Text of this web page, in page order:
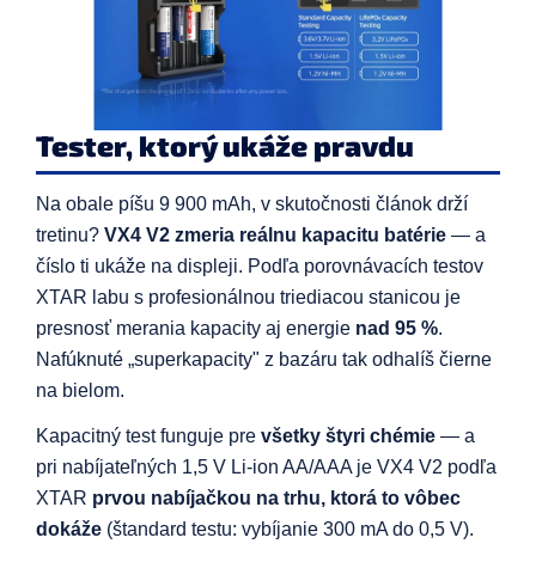
Tester, ktorý ukáže pravdu
Na obale píšu 9 900 mAh, v skutočnosti článok drží
tretinu? VX4 V2 zmeria reálnu kapacitu batérie — a
číslo ti ukáže na displeji. Podľa porovnávacích testov
XTAR labu s profesionálnou triediacou stanicou je
presnosť merania kapacity aj energie nad 95 %.
Nafúknuté „superkapacity" z bazáru tak odhalíš čierne
na bielom.
Kapacitný test funguje pre všetky štyri chémie — a
pri nabíjateľných 1,5 V Li-ion AA/AAA je VX4 V2 podľa
XTAR prvou nabíjačkou na trhu, ktorá to vôbec
dokáže (štandard testu: vybíjanie 300 mA do 0,5 V).